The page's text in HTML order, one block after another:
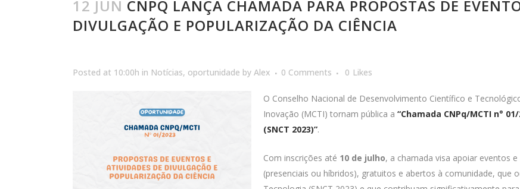
12 JUN CNPQ LANÇA CHAMADA PARA PROPOSTAS DE
DIVULGAÇÃO E POPULARIZAÇÃO DA CIÊNCIA
Posted at 10:00h in Notícias, oportunidade by Alex 0 Comments 0 Likes
O Conselho Nacional de Desenvolvimento Científico e
Inovação (MCTI) tornam pública a “Chamada CNPq/MCTI n°
(SNCT 2023)”.
Com inscrições até 10 de julho, a chamada visa apoiar eventos
(presenciais ou híbridos), gratuitos e abertos à comunidade, que